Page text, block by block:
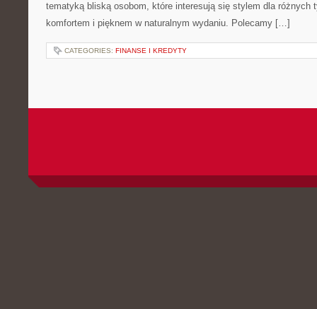
tematyką bliską osobom, które interesują się stylem dla różnych
komfortem i pięknem w naturalnym wydaniu. Polecamy […]
CATEGORIES: FINANSE I KREDYTY